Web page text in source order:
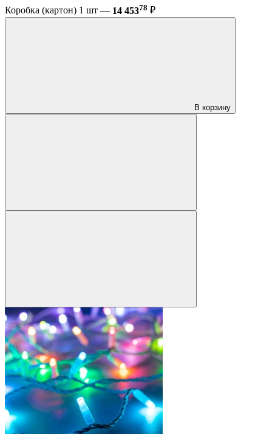
Коробка (картон) 1 шт — 14 45378 ₽
В корзину